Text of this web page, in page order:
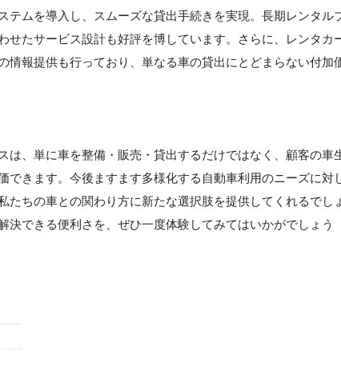
テムを導入し、スムーズな貸出手続きを実現。長期レンタル
せたサービス設計も好評を博しています。さらに、レンタカ
情報提供も行っており、単なる車の貸出にとどまらない付加
は、単に車を整備・販売・貸出するだけではなく、顧客の車
きます。今後ますます多様化する自動車利用のニーズに対
ちの車との関わり方に新たな選択肢を提供してくれるでし
できる便利さを、ぜひ一度体験してみてはいかがでしょう